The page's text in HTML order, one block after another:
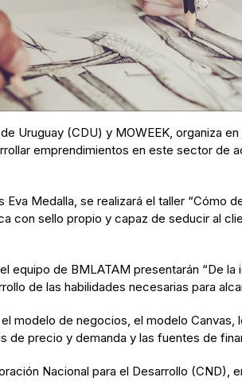
Uruguay (CDU) y MOWEEK, organiza
emprendimientos en este sector
Medalla, se realizará el taller “Cómo
con sello propio y capaz de seducir al
equipo de BMLATAM presentarán “De
de las habilidades necesarias para
modelo de negocios, el modelo
de precio y demanda y las fuentes de
Nacional para el Desarrollo (CND),